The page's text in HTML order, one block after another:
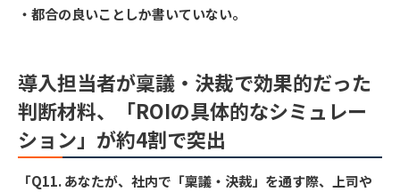
・都合の良いことしか書いていない。
導入担当者が稟議・決裁で効果的だった
判断材料、「ROIの具体的なシミュレー
ション」が約4割で突出
「Q11. あなたが、社内で「稟議・決裁」を通す際、上司や